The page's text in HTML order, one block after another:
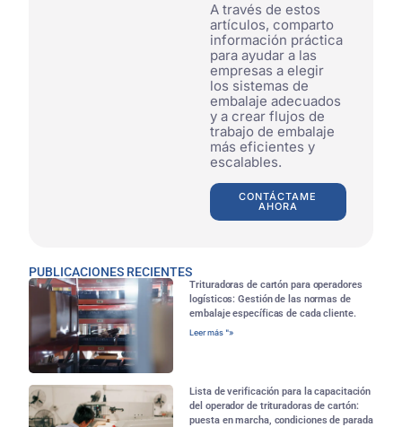
A través de estos
artículos, comparto
información práctica
para ayudar a las
empresas a elegir
los sistemas de
embalaje adecuados
y a crear flujos de
trabajo de embalaje
más eficientes y
escalables.
CONTÁCTAME
AHORA
PUBLICACIONES RECIENTES
Trituradoras de cartón para operadores
logísticos: Gestión de las normas de
embalaje específicas de cada cliente.
Leer más "»
Lista de verificación para la capacitación
del operador de trituradoras de cartón:
puesta en marcha, condiciones de parada